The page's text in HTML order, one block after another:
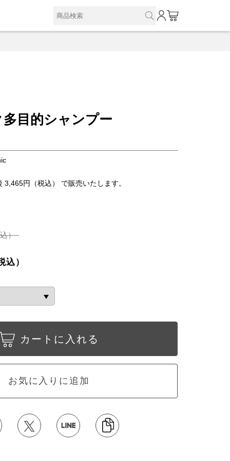
目的シャンプー
3,465円（税込） で販売いたします。
）
込）
カートに入れる
お気に入りに追加